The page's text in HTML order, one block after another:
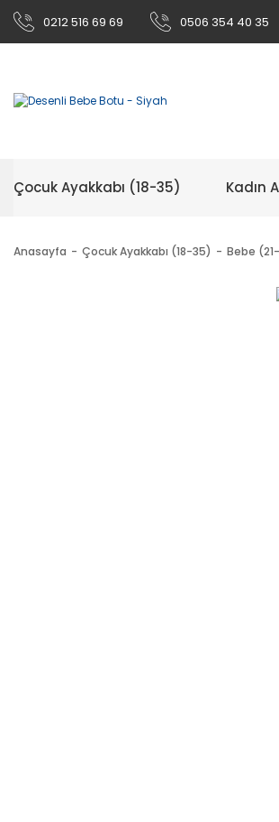
0212 516 69 69 0506 354 40 35
Çocuk Ayakkabı (18-35) Kadın
Anasayfa Çocuk Ayakkabı (18-35) Bebe